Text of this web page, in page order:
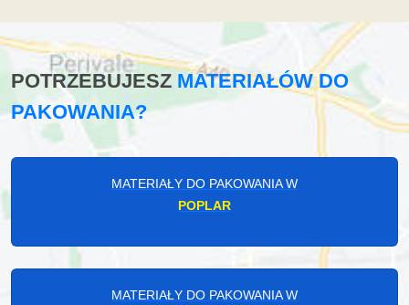
POTRZEBUJESZMATERIAŁÓW DO
PAKOWANIA?
MATERIAŁY DO PAKOWANIA W
POPLAR
MATERIAŁY DO PAKOWANIA W